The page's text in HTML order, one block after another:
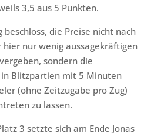
3,5 aus 5 Punkten.
die Preise nicht nach
hier nur wenig aussagekräftigen
sondern die
Blitzpartien mit 5 Minuten
(ohne Zeitzugabe pro Zug)
zu lassen.
3 setzte sich am Ende Jonas